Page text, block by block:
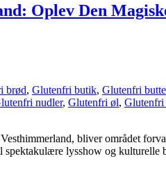
Oplev Den
brød, Glutenfri butik, Glutenfri
nudler, Glutenfri øl, Glutenfri
bliver området
lysshow og